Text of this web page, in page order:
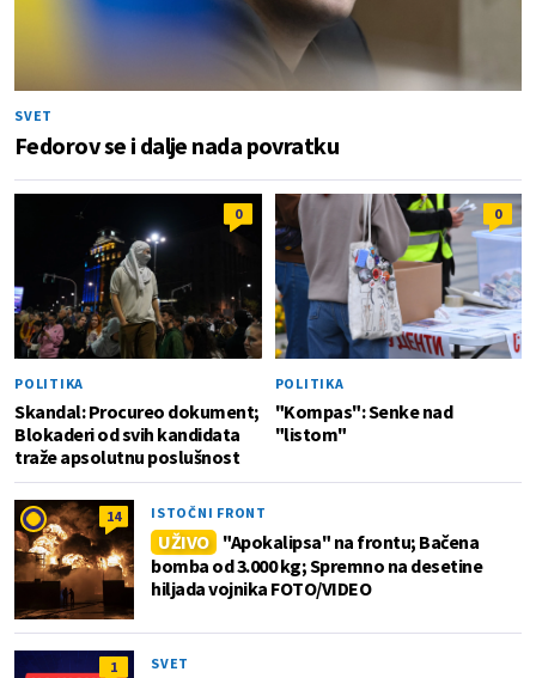
SVET
Fedorov se i dalje nada povratku
0
POLITIKA
Skandal: Procureo dokument;
Blokaderi od svih kandidata
traže apsolutnu poslušnost
0
POLITIKA
"Kompas": Senke nad
"listom"
14 ISTOČNI FRONT
UŽIVO
"Apokalipsa" na frontu; Bačena
bomba od 3.000 kg; Spremno na desetine
hiljada vojnika FOTO/VIDEO
1 SVET